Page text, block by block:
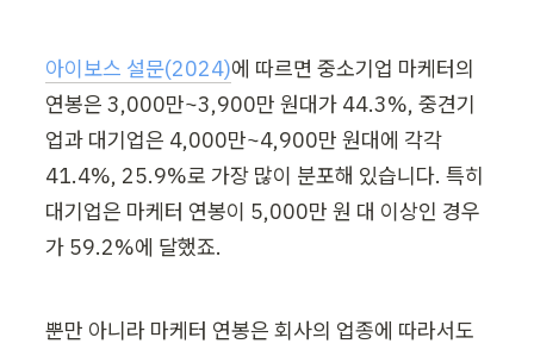
아이보스 설문(2024)에 따르면 중소기업 마케터의
연봉은 3,000만~3,900만 원대가 44.3%, 중견기
업과 대기업은 4,000만~4,900만 원대에 각각
41.4%, 25.9%로 가장 많이 분포해 있습니다. 특히
대기업은 마케터 연봉이 5,000만 원 대 이상인 경우
가 59.2%에 달했죠.
뿐만 아니라 마케터 연봉은 회사의 업종에 따라서도